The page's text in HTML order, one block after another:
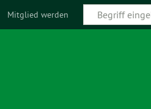
Mitglied werden